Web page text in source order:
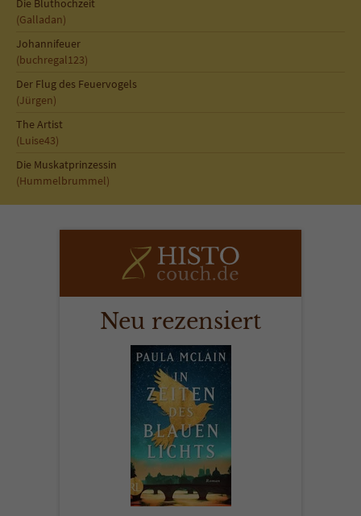
Die Bluthochzeit
(Galladan)
Johannifeuer
(buchregal123)
Der Flug des Feuervogels
(Jürgen)
The Artist
(Luise43)
Die Muskatprinzessin
(Hummelbrummel)
Neu rezensiert